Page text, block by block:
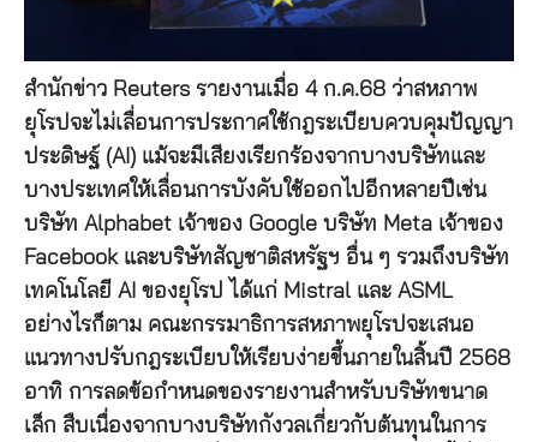
สำนักข่าว Reuters รายงานเมื่อ 4 ก.ค.68 ว่าสหภาพ
ยุโรปจะไม่เลื่อนการประกาศใช้กฎระเบียบควบคุมปัญญา
ประดิษฐ์ (AI) แม้จะมีเสียงเรียกร้องจากบางบริษัทและ
บางประเทศให้เลื่อนการบังคับใช้ออกไปอีกหลายปีเช่น
บริษัท Alphabet เจ้าของ Google บริษัท Meta เจ้าของ
Facebook และบริษัทสัญชาติสหรัฐฯ อื่น ๆ รวมถึงบริษัท
เทคโนโลยี AI ของยุโรป ได้แก่ Mistral และ ASML
อย่างไรก็ตาม คณะกรรมาธิการสหภาพยุโรปจะเสนอ
แนวทางปรับกฎระเบียบให้เรียบง่ายขึ้นภายในสิ้นปี 2568
อาทิ การลดข้อกำหนดของรายงานสำหรับบริษัทขนาด
เล็ก สืบเนื่องจากบางบริษัทกังวลเกี่ยวกับต้นทุนในการ